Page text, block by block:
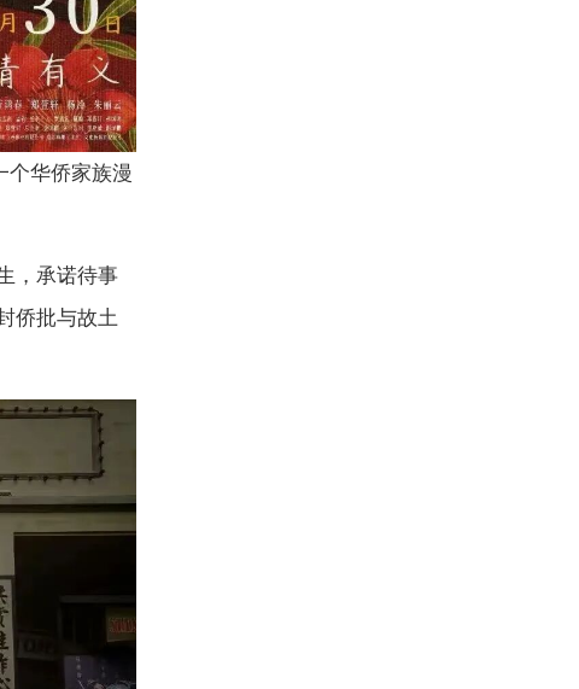
个华侨家族漫
，承诺待事
侨批与故土